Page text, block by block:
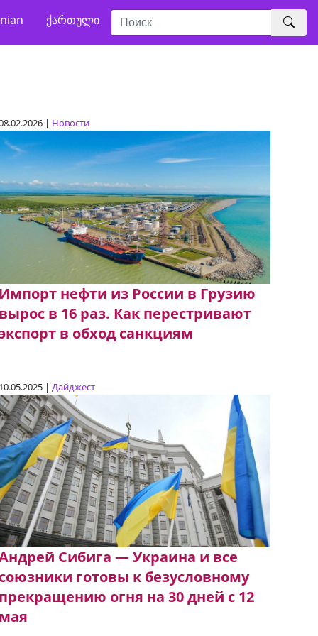
ქართული
| Новости
Импорт нефти из России в Грузию
вырос в 16 раз. Как перестривают
в обход санкциям
10.05.2025 | Дайджест
Сибига — Украина и все
союзники готовы к безусловному
прекращению огня на 30 дней с 12
мая